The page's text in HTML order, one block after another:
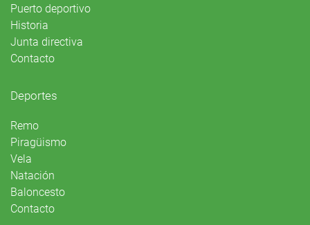
Puerto deportivo
Historia
Junta directiva
Contacto
Deportes
Remo
Piragüismo
Vela
Natación
Baloncesto
Contacto